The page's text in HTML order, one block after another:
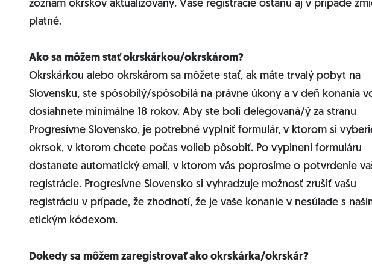
zoznam okrskov aktualizovaný. Vaše registrácie ostanú aj v prípade
platné.
Ako sa môžem stať okrskárkou/okrskárom?
Okrskárkou alebo okrskárom sa môžete stať, ak máte trvalý pobyt na
Slovensku, ste spôsobilý/spôsobilá na právne úkony a v deň konania
dosiahnete minimálne 18 rokov. Aby ste boli delegovaná/ý za stranu
Progresívne Slovensko, je potrebné vyplniť formulár, v ktorom si
okrsok, v ktorom chcete počas volieb pôsobiť. Po vyplnení formuláru
dostanete automatický email, v ktorom vás poprosíme o potvrdenie
registrácie. Progresívne Slovensko si vyhradzuje možnosť zrušiť vašu
registráciu v prípade, že zhodnotí, že je vaše konanie v nesúlade s
etickým kódexom.
Dokedy sa môžem zaregistrovať ako okrskárka/okrskár?